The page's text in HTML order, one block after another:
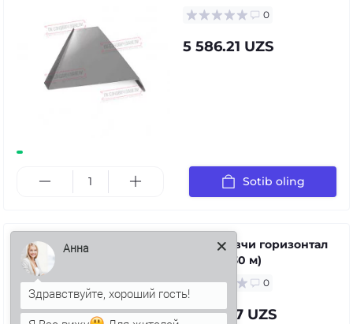
0
5 586.21 UZS
Sotib oling
Тўлдирувчи горизонтал
(10 мм х 30 м)
0
7 290.47 UZS
Здравствуйте, хороший гость!